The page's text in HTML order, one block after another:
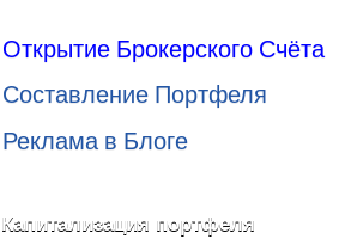
Открытие Брокерского Счёта
Составление Портфеля
Реклама в Блоге
Капитализация портфеля